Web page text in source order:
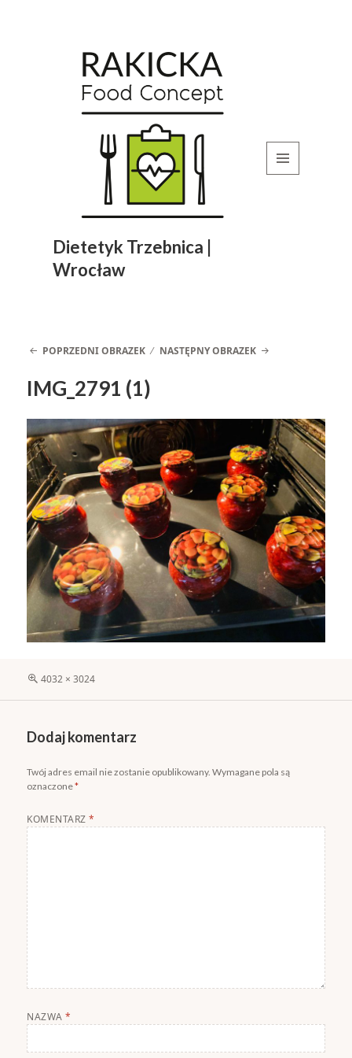
Dietetyk Trzebnica |
Wrocław
POPRZEDNI OBRAZEK NASTĘPNY OBRAZEK
IMG_2791 (1)
Pełny
4032 × 3024
Dodaj komentarz
Twój adres email nie zostanie opublikowany. Wymagane pola są
oznaczone*
KOMENTARZ*
NAZWA*